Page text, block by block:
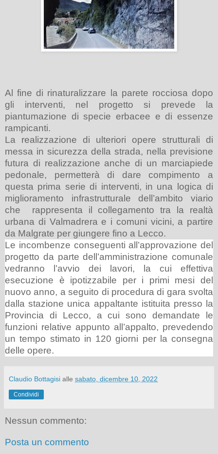
Al fine di rinaturalizzare la parete rocciosa dopo
gli interventi, nel progetto si prevede la
piantumazione di specie erbacee e di essenze
rampicanti.
La realizzazione di ulteriori opere strutturali di
messa in sicurezza della strada, nella previsione
futura di realizzazione anche di un marciapiede
pedonale, permetterà di dare compimento a
questa prima serie di interventi, in una logica di
miglioramento infrastrutturale dell’ambito viario
che
rappresenta il collegamento tra la realtà
urbana di Valmadrera e i comuni vicini, a partire
da Malgrate per giungere fino a Lecco.
Le incombenze conseguenti all’approvazione del
progetto da parte dell’amministrazione comunale
vedranno l’avvio dei lavori, la cui effettiva
esecuzione è ipotizzabile per i primi mesi del
nuovo anno, a seguito di procedura di gara svolta
dalla stazione unica appaltante istituita presso la
Provincia di Lecco, a cui sono demandate le
funzioni relative appunto all’appalto, prevedendo
un tempo stimato in 120 giorni per la consegna
delle opere.
Claudio Bottagisi alle sabato, dicembre 10, 2022
Condividi
Nessun commento:
Posta un commento